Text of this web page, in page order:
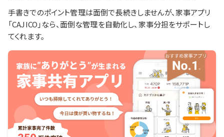
手書きでのポイント管理は面倒で長続きしませんが、家事アプリ
「CAJICO」なら、面倒な管理を自動化し、家事分担をサポートし
てくれます。